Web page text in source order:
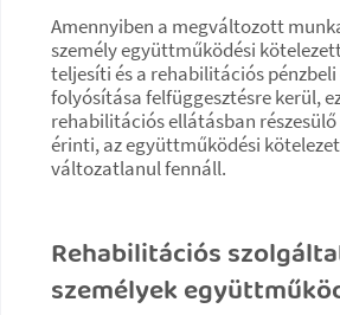
Amennyiben a megváltozott
személy együttműködési
teljesíti és a rehabilitációs
folyósítása felfüggesztésre kerül,
rehabilitációs ellátásban
érinti, az együttműködési
változatlanul fennáll.
Rehabilitációs
személyek